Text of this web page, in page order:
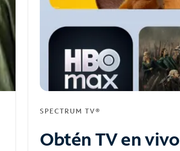
SPECTRUM TV®
Obtén TV en vivo